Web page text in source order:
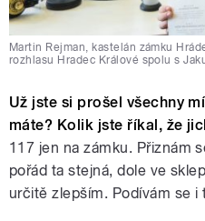
Martin Rejman, kastelán zámku
rozhlasu Hradec Králové spolu s
Už jste si prošel všechny
máte? Kolik jste říkal, že
117 jen na zámku. Přiznám
pořád ta stejná, dole ve
určitě zlepším. Podívám se i